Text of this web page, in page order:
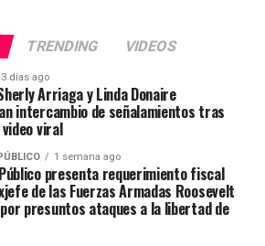
TRENDING VIDEOS
3 días ago
Arriaga y Linda Donaire
intercambio de señalamientos tras
viral
1 semana ago
presenta requerimiento fiscal
de las Fuerzas Armadas Roosevelt
presuntos ataques a la libertad de